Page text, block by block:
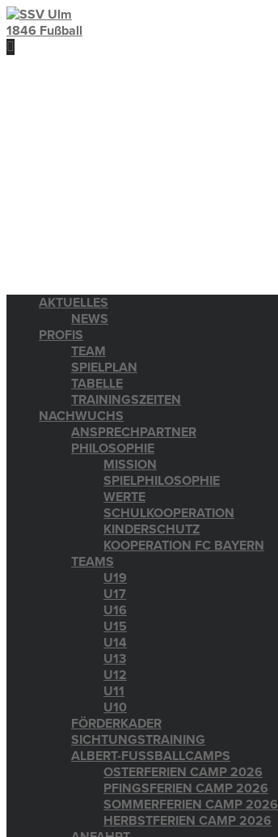
AKTUELLES
NEWS
PROFIS
TEAM
SPIELPLAN
TABELLE
TRAININGSZEITEN
NACHWUCHS
ANSPRECHPARTNER
PHILOSOPHIE
MISSION
SPIELPHILOSOPHIE
WERTE
SCHULKOOPERATION
KINDERSCHUTZ
KOOPERATION FC BAYERN
TEAMS
U19
U17
U16
U15
U14
U13
U12
U11
U10
FÖRDERKADER
SICHTUNGSTRAINING
ALBERT-FUSSBALLCAMPS
OSTERFERIEN CAMP 2026
PFINGSFERIEN CAMP 2026
SOMMERFERIEN CAMP 2026
HERBSTFERIEN CAMP 2026